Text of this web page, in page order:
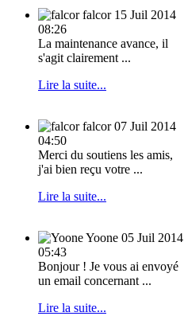
falcor 15 Juil 2014
08:26
La maintenance avance, il
s'agit clairement ...
Lire la suite...
falcor 07 Juil 2014
04:50
Merci du soutiens les amis,
j'ai bien reçu votre ...
Lire la suite...
Yoone 05 Juil 2014
05:43
Bonjour ! Je vous ai envoyé
un email concernant ...
Lire la suite...